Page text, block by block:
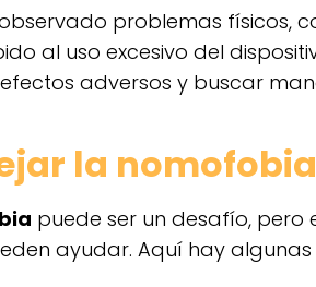
problemas físicos,
al uso excesivo del
adversos y buscar
la
puede ser un desafío, pero
ayudar. Aquí hay